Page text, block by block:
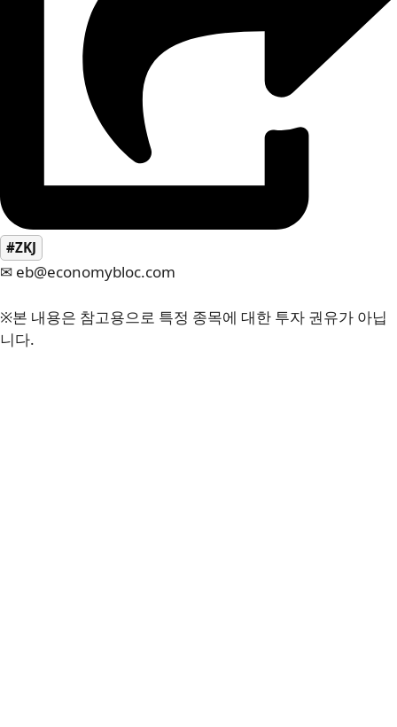
#ZKJ
✉ eb@economybloc.com
※본 내용은 참고용으로 특정 종목에 대한 투자 권유가 아닙
니다.